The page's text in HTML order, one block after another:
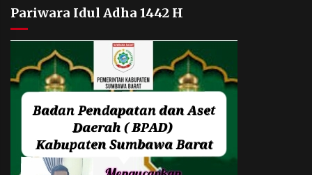
Pariwara Idul Adha 1442 H